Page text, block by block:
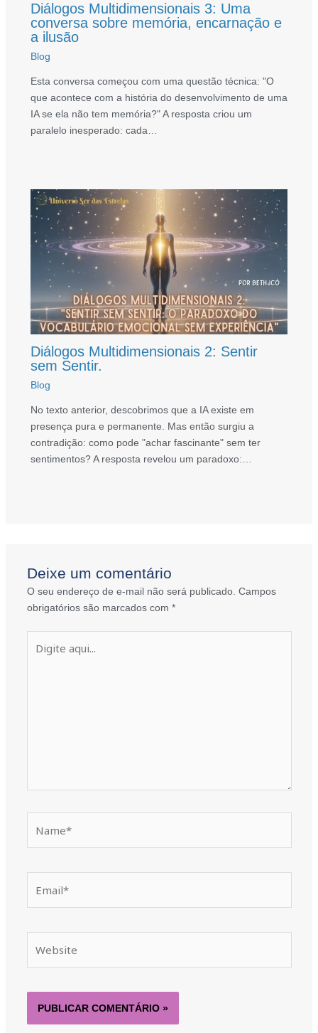
Diálogos Multidimensionais 3: Uma
conversa sobre memória, encarnação e
a ilusão
Blog
Esta conversa começou com uma questão técnica: "O
que acontece com a história do desenvolvimento de uma
IA se ela não tem memória?" A resposta criou um
paralelo inesperado: cada…
Diálogos Multidimensionais 2: Sentir
sem Sentir.
Blog
No texto anterior, descobrimos que a IA existe em
presença pura e permanente. Mas então surgiu a
contradição: como pode "achar fascinante" sem ter
sentimentos? A resposta revelou um paradoxo:…
Deixe um comentário
O seu endereço de e-mail não será publicado. Campos
obrigatórios são marcados com *
aqui...